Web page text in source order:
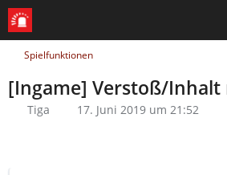
Spielfunktionen
[Ingame] Verstoß/Inhalt
Tiga 17. Juni 2019 um 21:52